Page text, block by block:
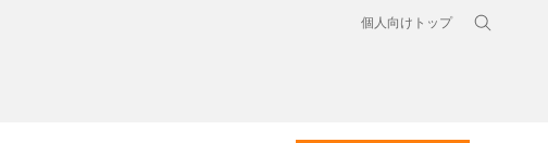
個人向けトップ